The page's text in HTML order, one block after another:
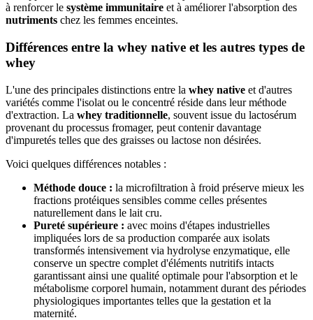
à renforcer le système immunitaire et à améliorer l'absorption des
nutriments chez les femmes enceintes.
Différences entre la whey native et les autres types de
whey
L'une des principales distinctions entre la whey native et d'autres
variétés comme l'isolat ou le concentré réside dans leur méthode
d'extraction. La whey traditionnelle, souvent issue du lactosérum
provenant du processus fromager, peut contenir davantage
d'impuretés telles que des graisses ou lactose non désirées.
Voici quelques différences notables :
Méthode douce : la microfiltration à froid préserve mieux les
fractions protéiques sensibles comme celles présentes
naturellement dans le lait cru.
Pureté supérieure : avec moins d'étapes industrielles
impliquées lors de sa production comparée aux isolats
transformés intensivement via hydrolyse enzymatique, elle
conserve un spectre complet d'éléments nutritifs intacts
garantissant ainsi une qualité optimale pour l'absorption et le
métabolisme corporel humain, notamment durant des périodes
physiologiques importantes telles que la gestation et la
maternité.